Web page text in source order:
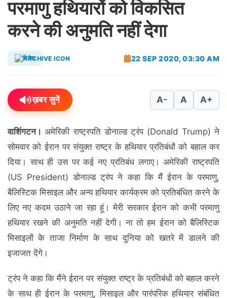
परमाणु हथियारों को विकसित
करने की अनुमति नहीं देगा
विदेश 22 SEP 2020, 03:30 AM
ख़बर सुनें A- A A+
वाशिंगटन।अमेरिकी राष्ट्रपति डोनाल्ड ट्रंप (Donald Trump) ने
सोमवार को ईरान पर संयुक्त राष्ट्र के हथियार प्रतिबंधों को बहाल कर
दिया। साथ ही उस पर कई नए प्रतिबंध लगाए। अमेरिकी राष्‍ट्रपति
(US President) डोनाल्‍ड ट्रंप ने कहा कि मैं ईरान के परमाणु,
बैलिस्टिक मिसाइल और अन्‍य हथियार कार्यक्रम को प्रतिबंधित करने के
लिए नए कदम उठाने जा रहा हूं। मेरी सरकार ईरान को कभी परमाणु
हथियार रखने की अनुमति नहीं देगी। ना तो हम ईरान को बैलिस्टिक
मिसाइलों के ताजा निर्माण के साथ दुनिया को खतरे में डालने की
इजाजत देंगे।
ट्रंप ने कहा कि मैंने ईरान पर संयुक्त राष्ट्र के प्रतिबंधों को बहाल करने
के साथ ही ईरान के परमाणु, मिसाइल और पारंपरिक हथियार संबंधित